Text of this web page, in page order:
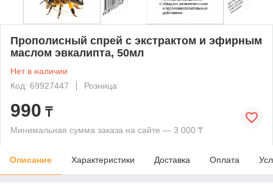
Прополисный спрей с экстрактом и эфирным
маслом эвкалипта, 50мл
Нет в наличии
Код: 69927447
Розница
990 ₸
Минимальная сумма заказа на сайте — 3 000 ₸
Описание Характеристики Доставка Оплата